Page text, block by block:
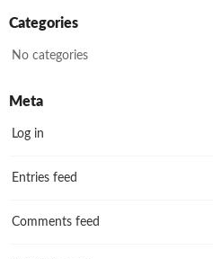
Categories
No categories
Meta
Log in
Entries feed
Comments feed